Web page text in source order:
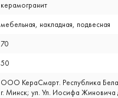
керамогранит
мебельная, накладная, подвесная
70
50
ООО КераСмарт. Республика
г. Минск; ул. Ул. Иосифа Жиновича